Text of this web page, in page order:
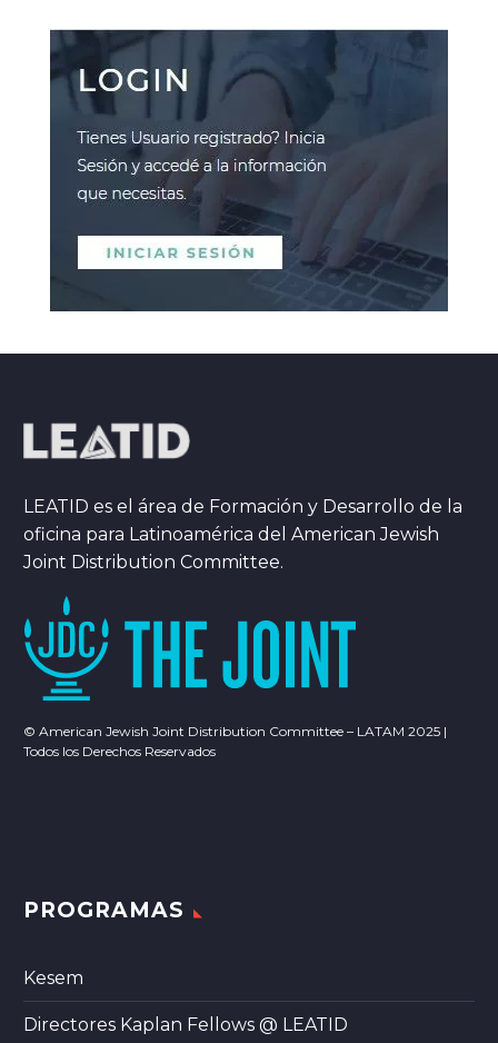
LEATID es el área de Formación y Desarrollo de la
oficina para Latinoamérica del American Jewish
Joint Distribution Committee.
© American Jewish Joint Distribution Committee – LATAM 2025 |
Todos los Derechos Reservados
PROGRAMAS
Kesem
Directores Kaplan Fellows @ LEATID